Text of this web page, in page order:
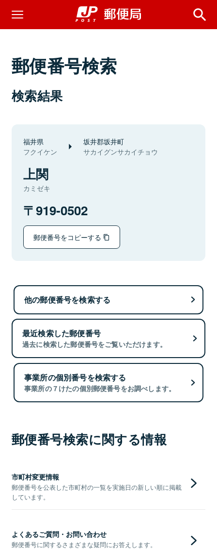
郵便番号検索
検索結果
福井県
フクイケン
坂井郡坂井町
サカイグンサカイチョウ
上関
カミゼキ
919-0502
郵便番号をコピーする
他の郵便番号を検索する
最近検索した郵便番号
過去に検索した郵便番号をご覧いただけます。
事業所の個別番号を検索する
事業所の７けたの個別郵便番号をお調べします。
郵便番号検索に関する情報
市町村変更情報
郵便番号を公表した市町村の一覧を実施日の新しい順に掲載
しています。
よくあるご質問・お問い合わせ
郵便番号に関するさまざまな疑問にお答えします。